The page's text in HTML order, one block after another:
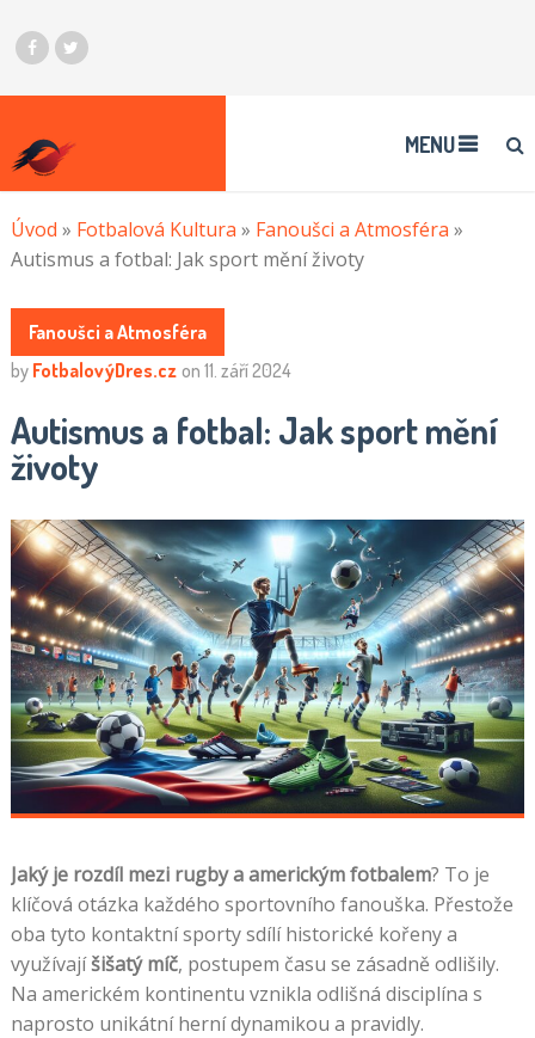
MENU
Úvod » Fotbalová Kultura » Fanoušci a Atmosféra »
Autismus a fotbal: Jak sport mění životy
Fanoušci a Atmosféra
by FotbalovýDres.cz on 11. září 2024
Autismus a fotbal: Jak sport mění
životy
Jaký je rozdíl mezi rugby a americkým fotbalem? To je
klíčová otázka každého sportovního fanouška. Přestože
oba tyto kontaktní sporty sdílí historické kořeny a
využívajíšišatý míč, postupem času se zásadně odlišily.
Na americkém kontinentu vznikla odlišná disciplína s
naprosto unikátní herní dynamikou a pravidly.